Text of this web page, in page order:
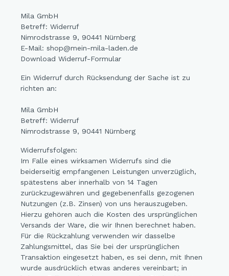
Mila GmbH
Betreff: Widerruf
Nimrodstrasse 9, 90441 Nürnberg
E-Mail: shop@mein-mila-laden.de
Download Widerruf-Formular
Ein Widerruf durch Rücksendung der Sache ist zu
richten an:
Mila GmbH
Betreff: Widerruf
Nimrodstrasse 9, 90441 Nürnberg
Widerrufsfolgen:
Im Falle eines wirksamen Widerrufs sind die
beiderseitig empfangenen Leistungen unverzüglich,
spätestens aber innerhalb von 14 Tagen
zurückzugewähren und gegebenenfalls gezogenen
Nutzungen (z.B. Zinsen) von uns herauszugeben.
Hierzu gehören auch die Kosten des ursprünglichen
Versands der Ware, die wir Ihnen berechnet haben.
Für die Rückzahlung verwenden wir dasselbe
Zahlungsmittel, das Sie bei der ursprünglichen
Transaktion eingesetzt haben, es sei denn, mit Ihnen
wurde ausdrücklich etwas anderes vereinbart; in